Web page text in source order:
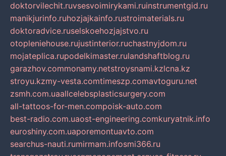
doktorvilechit.ruvsesvoimirykami.ruinstrumentgid.ru
manikjurinfo.ruhozjajkainfo.rustroimaterials.ru
doktoradvice.ruselskoehozjajstvo.ru
otopleniehouse.rujustinterior.ruchastnyjdom.ru
mojateplica.rupodelkimaster.rulandshaftblog.ru
garazhov.commonamy.netstroysnami.kzlcna.kz
stroyu.kzmy-vesta.comtimeszp.comavtoguru.net
zsmh.com.uaallcelebsplasticsurgery.com
all-tattoos-for-men.compoisk-auto.com
best-radio.com.uaost-engineering.comkuryatnik.info
euroshiny.com.uaporemontuavto.com
searchus-nauti.rumirmam.infosmi366.ru